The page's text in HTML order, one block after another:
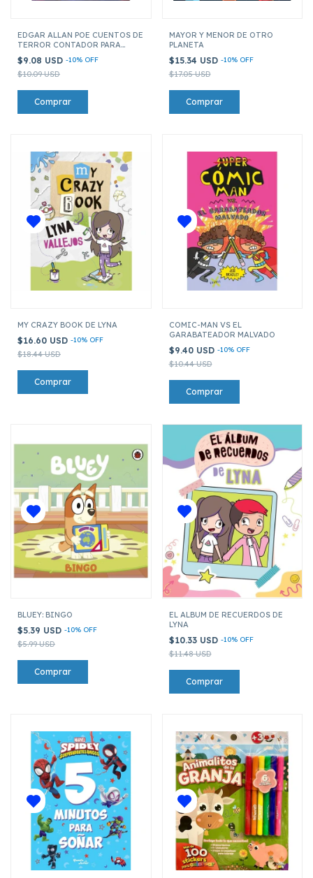
EDGAR ALLAN POE CUENTOS DE
TERROR CONTADOR PARA
$9.08 USD -10% OFF
$10.09 USD
MAYOR Y MENOR DE OTRO
PLANETA
$15.34 USD -10% OFF
$17.05 USD
MY CRAZY BOOK DE LYNA
$16.60 USD -10% OFF
$18.44 USD
COMIC-MAN VS EL
GARABATEADOR MALVADO
$9.40 USD -10% OFF
$10.44 USD
BLUEY: BINGO
$5.39 USD -10% OFF
$5.99 USD
EL ALBUM DE RECUERDOS DE
LYNA
$10.33 USD -10% OFF
$11.48 USD